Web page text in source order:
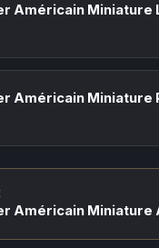
Américain Miniature
Américain Miniature
Américain Miniature